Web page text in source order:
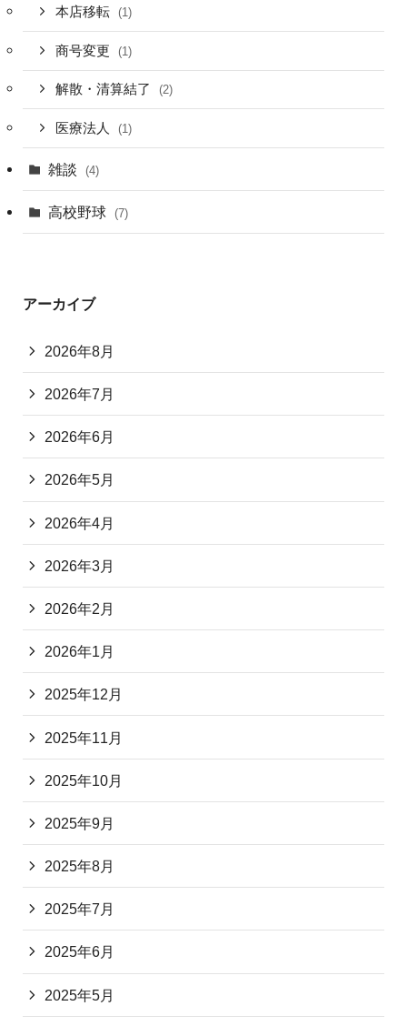
本店移転 (1)
商号変更 (1)
解散・清算結了 (2)
医療法人 (1)
雑談 (4)
高校野球 (7)
アーカイブ
2026年8月
2026年7月
2026年6月
2026年5月
2026年4月
2026年3月
2026年2月
2026年1月
2025年12月
2025年11月
2025年10月
2025年9月
2025年8月
2025年7月
2025年6月
2025年5月